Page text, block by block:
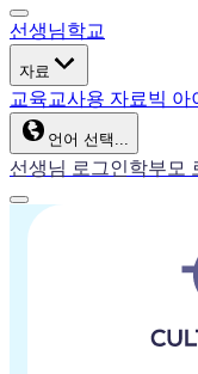
선생님학교
자료
교육교사용 자료빅 아
언어 선택...
선생님 로그인학부모